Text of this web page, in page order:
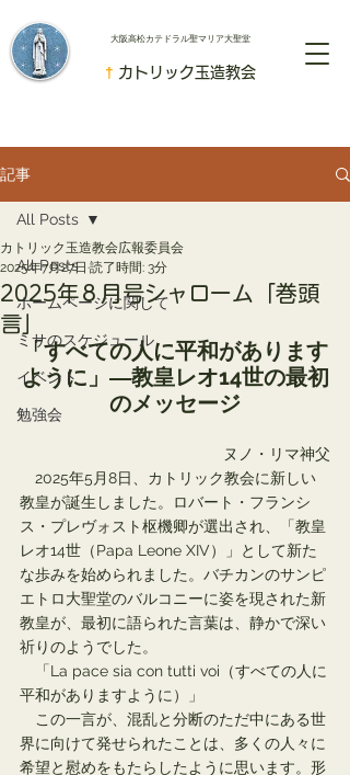
† カトリック玉造教会
​大阪高松カテドラル聖マリア大聖堂
記事
All Posts
ホームページに関して
ミサのスケジュール
イベント
勉強会
All Posts
2025年８月号シャローム「巻頭
言」
カトリック玉造教会広報委員会
2025年7月27日 読了時間: 3分
「すべての人に平和があります
ように」―教皇レオ14世の最初
のメッセージ
ヌノ・リマ神父
2025年5月8日、カトリック教会に新しい
教皇が誕生しました。ロバート・フランシ
ス・プレヴォスト枢機卿が選出され、「教皇
レオ14世（Papa Leone XIV）」として新た
な歩みを始められました。バチカンのサンピ
エトロ大聖堂のバルコニーに姿を現された新
教皇が、最初に語られた言葉は、静かで深い
祈りのようでした。
「La pace sia con tutti voi（すべての人に
平和がありますように）」
この一言が、混乱と分断のただ中にある世
界に向けて発せられたことは、多くの人々に
希望と慰めをもたらしたように思います。形